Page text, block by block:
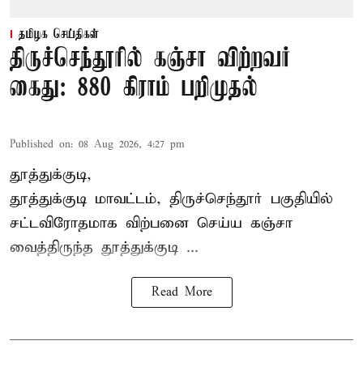
தமிழக செய்திகள்
திருச்செந்தூரில் கஞ்சா விற்றவர்
கைது: 880 கிராம் பறிமுதல்
Published on: 08 Aug 2026, 4:27 pm
தூத்துக்குடி,
தூத்துக்குடி மாவட்டம், திருச்செந்தூர் பகுதியில்
சட்டவிரோதமாக விற்பனை செய்ய கஞ்சா
வைத்திருந்த தூத்துக்குடி ...
Read More